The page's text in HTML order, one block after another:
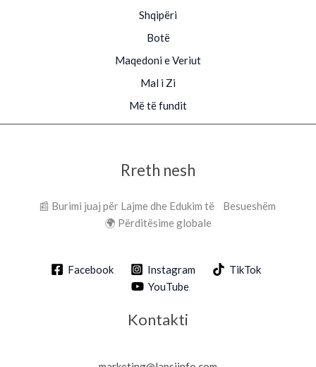
Shqipëri
Botë
Maqedoni e Veriut
Mal i Zi
Më të fundit
Rreth nesh
📰 Burimi juaj për Lajme dhe Edukim të Besueshëm
🌍 Përditësime globale
Facebook Instagram
TikTok
YouTube
Kontakti